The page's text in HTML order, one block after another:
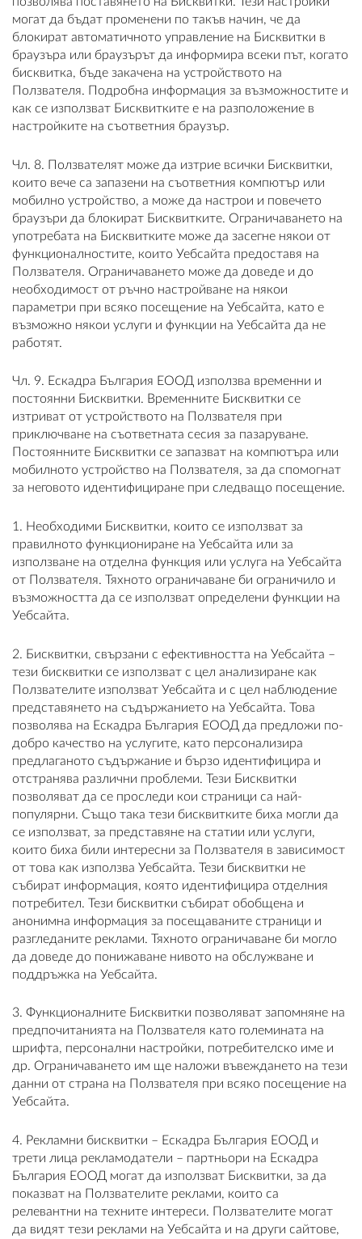
могат да бъдат променени по такъв начин, че да
блокират автоматичното управление на Бисквитки в
браузъра или браузърът да информира всеки път, когато
бисквитка, бъде закачена на устройството на
Ползвателя. Подробна информация за възможностите и
как се използват Бисквитките е на разположение в
настройките на съответния браузър.
Чл. 8. Ползвателят може да изтрие всички Бисквитки,
които вече са запазени на съответния компютър или
мобилно устройство, а може да настрои и повечето
браузъри да блокират Бисквитките. Ограничаването на
употребата на Бисквитките може да засегне някои от
функционалностите, които Уебсайта предоставя на
Ползвателя. Ограничаването може да доведе и до
необходимост от ръчно настройване на някои
параметри при всяко посещение на Уебсайта, като е
възможно някои услуги и функции на Уебсайта да не
работят.
Чл. 9. Ескадра България ЕООД използва временни и
постоянни Бисквитки. Временните Бисквитки се
изтриват от устройството на Ползвателя при
приключване на съответната сесия за пазаруване.
Постоянните Бисквитки се запазват на компютъра или
мобилното устройство на Ползвателя, за да спомогнат
за неговото идентифициране при следващо посещение.
1. Необходими Бисквитки, които се използват за
правилното функциониране на Уебсайта или за
използване на отделна функция или услуга на Уебсайта
от Ползвателя. Тяхното ограничаване би ограничило и
възможността да се използват определени функции на
Уебсайта.
2. Бисквитки, свързани с ефективността на Уебсайта –
тези бисквитки се използват с цел анализиране как
Ползвателите използват Уебсайта и с цел наблюдение
представянето на съдържанието на Уебсайта. Това
позволява на Ескадра България ЕООД да предложи по-
добро качество на услугите, като персонализира
предлаганото съдържание и бързо идентифицира и
отстранява различни проблеми. Тези Бисквитки
позволяват да се проследи кои страници са най-
популярни. Също така тези бисквитките биха могли да
се използват, за представяне на статии или услуги,
които биха били интересни за Ползвателя в зависимост
от това как използва Уебсайта. Тези бисквитки не
събират информация, която идентифицира отделния
потребител. Тези бисквитки събират обобщена и
анонимна информация за посещаваните страници и
разгледаните реклами. Тяхното ограничаване би могло
да доведе до понижаване нивото на обслужване и
поддръжка на Уебсайта.
3. Функционалните Бисквитки позволяват запомняне на
предпочитанията на Ползвателя като големината на
шрифта, персонални настройки, потребителско име и
др. Ограничаването им ще наложи въвеждането на тези
данни от страна на Ползвателя при всяко посещение на
Уебсайта.
4. Рекламни бисквитки – Ескадра България ЕООД и
трети лица рекламодатели – партньори на Ескадра
България ЕООД могат да използват Бисквитки, за да
показват на Ползвателите реклами, които са
релевантни на техните интереси. Ползвателите могат
да видят тези реклами на Уебсайта и на други сайтове,